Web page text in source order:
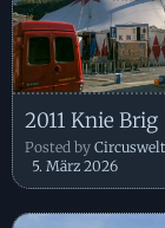
2011 Knie Brig
Posted by
5. März 2026